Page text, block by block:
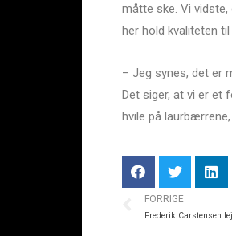
måtte ske. Vi
her hold kvaliteten
– Jeg synes, det er
Det siger, at vi er et
hvile på
FORRIGE
Frederik Carstensen